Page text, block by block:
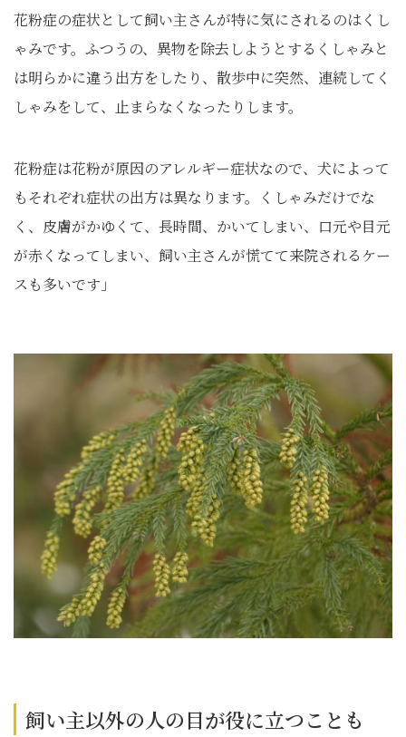
花粉症の症状として飼い主さんが特に気にされるのはくし
ゃみです。ふつうの、異物を除去しようとするくしゃみと
は明らかに違う出方をしたり、散歩中に突然、連続してく
しゃみをして、止まらなくなったりします。
花粉症は花粉が原因のアレルギー症状なので、犬によって
もそれぞれ症状の出方は異なります。くしゃみだけでな
く、皮膚がかゆくて、長時間、かいてしまい、口元や目元
が赤くなってしまい、飼い主さんが慌てて来院されるケー
スも多いです」
飼い主以外の人の目が役に立つことも